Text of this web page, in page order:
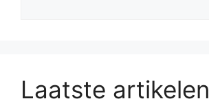
Laatste artikelen